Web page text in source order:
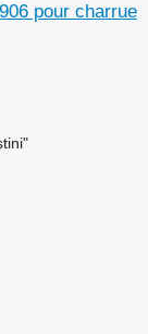
pour charrue